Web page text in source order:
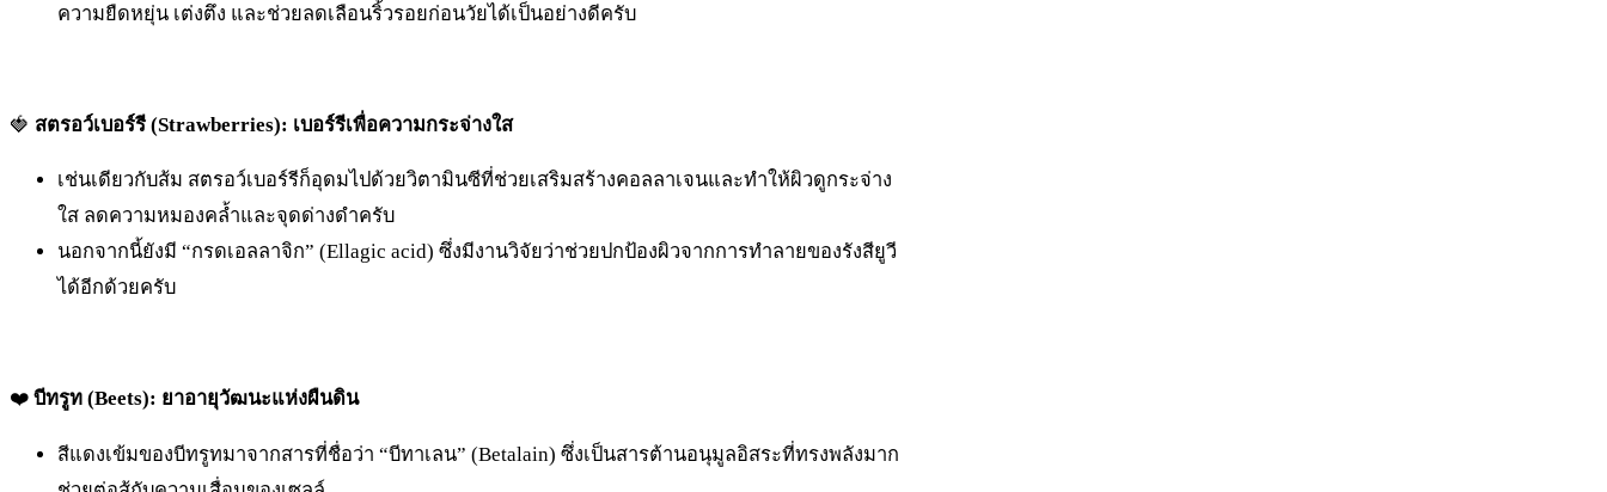
ความยืดหยุ่น เต่งตึง และช่วยลดเลือนริ้วรอยก่อนวัยได้เป็นอย่างดีครับ
🍓 สตรอว์เบอร์รี (Strawberries): เบอร์รีเพื่อความกระจ่างใส
เช่นเดียวกับส้ม สตรอว์เบอร์รีก็อุดมไปด้วยวิตามินซีที่ช่วยเสริมสร้างคอลลาเจนและทำให้ผิวดูกระจ่าง
ใส ลดความหมองคล้ำและจุดด่างดำครับ
นอกจากนี้ยังมี “กรดเอลลาจิก” (Ellagic acid) ซึ่งมีงานวิจัยว่าช่วยปกป้องผิวจากการทำลายของรังสียูวี
ได้อีกด้วยครับ
❤️ บีทรูท (Beets): ยาอายุวัฒนะแห่งผืนดิน
สีแดงเข้มของบีทรูทมาจากสารที่ชื่อว่า “บีทาเลน” (Betalain) ซึ่งเป็นสารต้านอนุมูลอิสระที่ทรงพลังมาก